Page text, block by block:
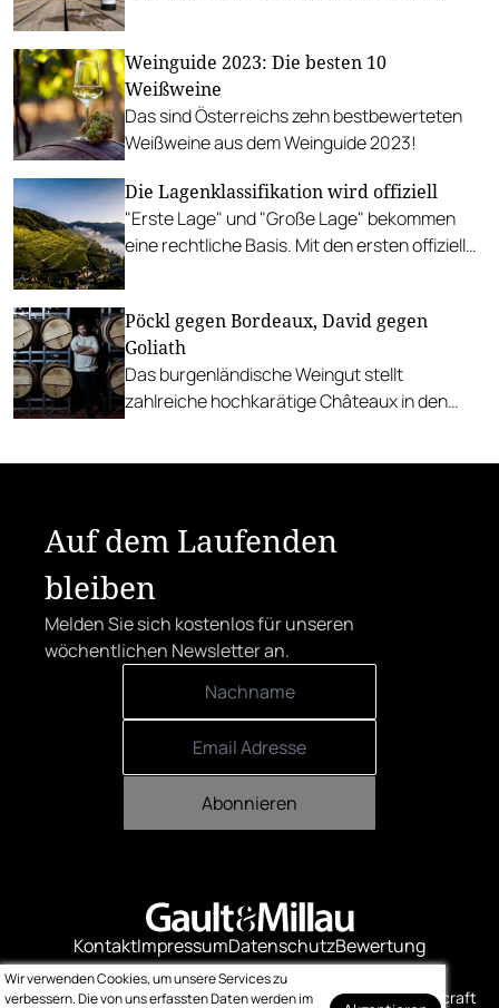
Weinguide 2023: Die besten 10
Weißweine
Das sind Österreichs zehn bestbewerteten
Weißweine aus dem Weinguide 2023!
Die Lagenklassifikation wird offiziell
"Erste Lage" und "Große Lage" bekommen
eine rechtliche Basis. Mit den ersten offiziellen
Pöckl gegen Bordeaux, David gegen
Goliath
Das burgenländische Weingut stellt
zahlreiche hochkarätige Châteaux in den
Auf dem Laufenden
bleiben
Melden Sie sich kostenlos für unseren
wöchentlichen Newsletter an.
Abonnieren
KontaktImpressumDatenschutzBewertung
Logo-Downloads
© Gault & Millau Made with ❤️ by bitcraft
Wir verwenden Cookies, um unsere Services zu
verbessern. Die von uns erfassten Daten werden im